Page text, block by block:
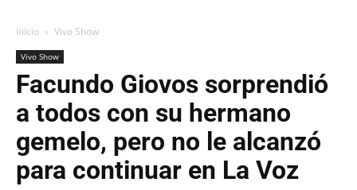
Inicio Vivo Show
Vivo Show
Facundo Giovos sorprendió
a todos con su hermano
gemelo, pero no le alcanzó
para continuar en La Voz